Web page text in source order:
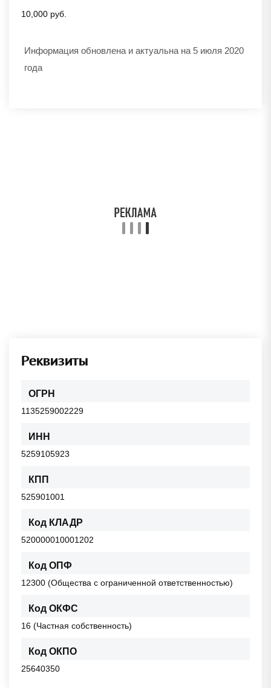
10,000 руб.
Информация обновлена и актуальна на 5 июля 2020
года
Реквизиты
ОГРН
1135259002229
ИНН
5259105923
КПП
525901001
Код КЛАДР
520000010001202
Код ОПФ
12300 (Общества с ограниченной ответственностью)
Код ОКФС
16 (Частная собственность)
Код ОКПО
25640350